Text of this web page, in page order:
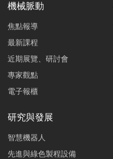
機械脈動
焦點報導
最新課程
近期展覽、研討會
專家觀點
電子報櫃
研究與發展
智慧機器人
先進與綠色製程設備